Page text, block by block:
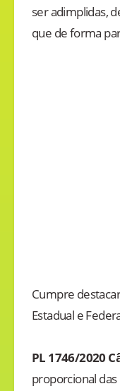
ser adimplidas,
que de forma
Cumpre
Estadual e
PL 1746/2020
proporcional